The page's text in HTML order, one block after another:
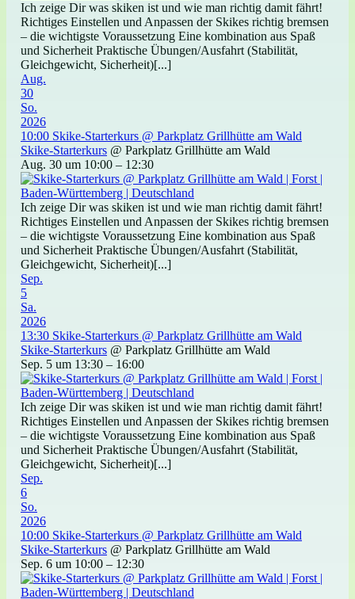
Ich zeige Dir was skiken ist und wie man richtig damit fährt!
Richtiges Einstellen und Anpassen der Skikes richtig bremsen
– die wichtigste Voraussetzung Eine kombination aus Spaß
und Sicherheit Praktische Übungen/Ausfahrt (Stabilität,
Gleichgewicht, Sicherheit)[...]
Aug.
30
So.
2026
10:00 Skike-Starterkurs @ Parkplatz Grillhütte am Wald
Skike-Starterkurs @ Parkplatz Grillhütte am Wald
Aug. 30 um 10:00 – 12:30
Ich zeige Dir was skiken ist und wie man richtig damit fährt!
Richtiges Einstellen und Anpassen der Skikes richtig bremsen
– die wichtigste Voraussetzung Eine kombination aus Spaß
und Sicherheit Praktische Übungen/Ausfahrt (Stabilität,
Gleichgewicht, Sicherheit)[...]
Sep.
5
Sa.
2026
13:30 Skike-Starterkurs @ Parkplatz Grillhütte am Wald
Skike-Starterkurs @ Parkplatz Grillhütte am Wald
Sep. 5 um 13:30 – 16:00
Ich zeige Dir was skiken ist und wie man richtig damit fährt!
Richtiges Einstellen und Anpassen der Skikes richtig bremsen
– die wichtigste Voraussetzung Eine kombination aus Spaß
und Sicherheit Praktische Übungen/Ausfahrt (Stabilität,
Gleichgewicht, Sicherheit)[...]
Sep.
6
So.
2026
10:00 Skike-Starterkurs @ Parkplatz Grillhütte am Wald
Skike-Starterkurs @ Parkplatz Grillhütte am Wald
Sep. 6 um 10:00 – 12:30